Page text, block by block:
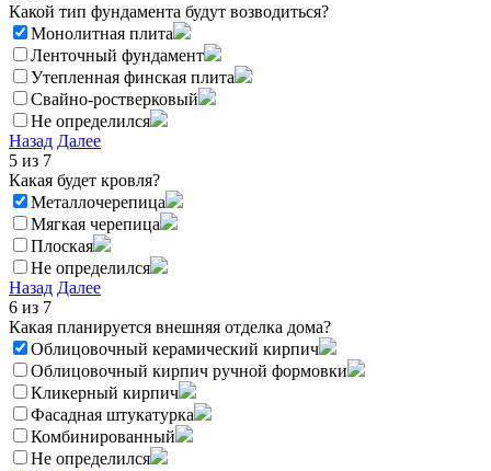
Какой тип фундамента будут возводиться?
Монолитная плита
Ленточный фундамент
Утепленная финская плита
Свайно-ростверковый
Не определился
Назад Далее
5 из 7
Какая будет кровля?
Металлочерепица
Мягкая черепица
Плоская
Не определился
Назад Далее
6 из 7
Какая планируется внешняя отделка дома?
Облицовочный керамический кирпич
Облицовочный кирпич ручной формовки
Кликерный кирпич
Фасадная штукатурка
Комбинированный
Не определился